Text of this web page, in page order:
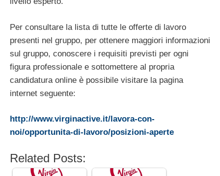
Per consultare la lista di tutte le offerte di lavoro
presenti nel gruppo, per ottenere maggiori informazioni
sul gruppo, conoscere i requisiti previsti per ogni
figura professionale e sottomettere al propria
candidatura online è possibile visitare la pagina
internet seguente:
http://www.virginactive.it/lavora-con-
noi/opportunita-di-lavoro/posizioni-aperte
Related Posts: